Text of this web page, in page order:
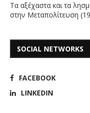
Τα αξέχαστα και τα
στην Μεταπολίτευση
SOCIAL NETWORKS
FACEBOOK
LINKEDIN